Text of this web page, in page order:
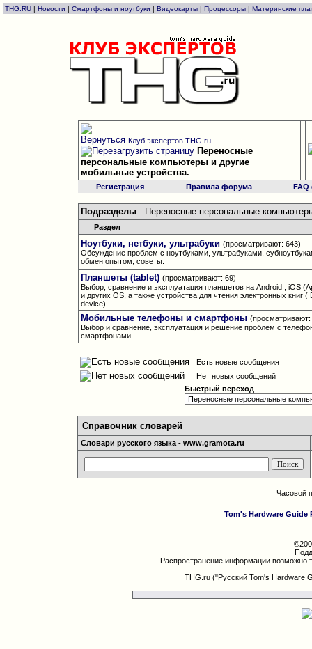
THG.RU | Новости | Смартфоны и ноутбуки | Видеокарты | Процессоры | Материнские
Клуб экспертов THG.ru
Переносные
персональные компьютеры и другие
мобильные устройства.
Регистрация Правила форума
Подразделы: Переносные персональные
Раздел
Ноутбуки, нетбуки, ультрабуки (просматривают: 643)
Обсуждение проблем с ноутбуками, ультрабуками,
обмен опытом, советы.
Планшеты (tablet) (просматривают: 69)
Выбор, сравнение и эксплуатация планшетов на Android , iOS
и других OS, а также устройства для чтения электронных книг (
device).
Мобильные телефоны и смартфоны (просматривают:
Выбор и сравнение, эксплуатация и решение проблем с
смартфонами.
Есть новые сообщения
Нет новых сообщений
Быстрый переход
Справочник словарей
Словари русского языка - www.gramota.ru
Часовой
Tom's Hardware Guide
Распространение информации возможно
THG.ru ("Русский Tom's Hardware